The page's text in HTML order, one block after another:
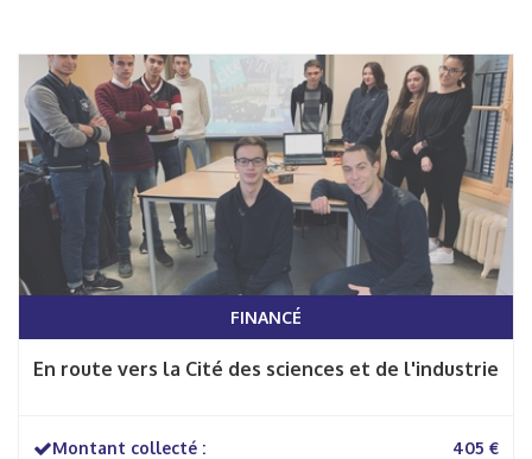
FINANCÉ
En route vers la Cité des sciences et de l'industrie
Montant collecté : 405 €